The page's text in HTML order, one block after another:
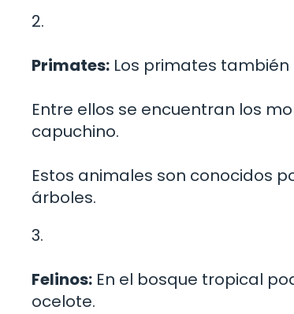
2.
Primates: Los primates
Entre ellos se encuentran los
capuchino.
Estos animales son conocidos
árboles.
3.
Felinos: En el bosque tropical
ocelote.